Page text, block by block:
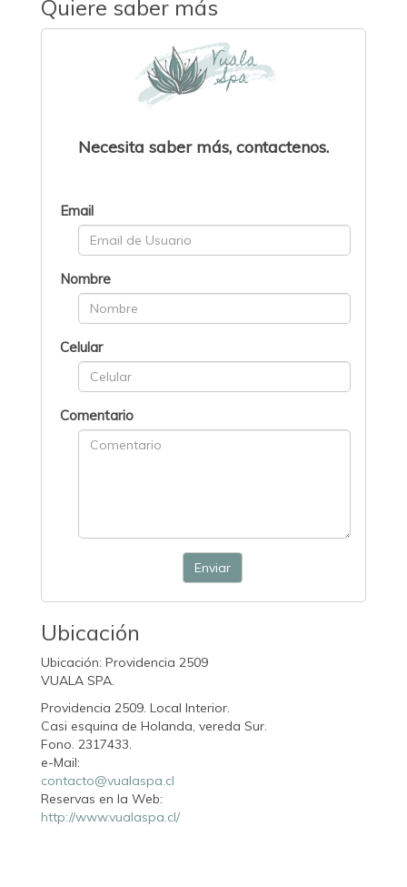
Quiere saber más
Necesita saber más, contactenos.
Email
Nombre
Celular
Comentario
Enviar
Ubicación
Ubicación: Providencia 2509
VUALA SPA.
Providencia 2509. Local Interior.
Casi esquina de Holanda, vereda Sur.
Fono. 2317433.
e-Mail:
contacto@vualaspa.cl
Reservas en la Web:
http://www.vualaspa.cl/